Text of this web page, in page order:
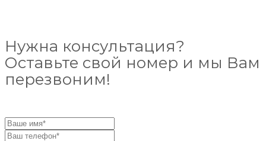
Нужна консультация?
Оставьте свой номер и мы Вам
перезвоним!